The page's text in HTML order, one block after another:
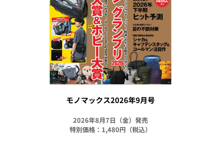
モノマックス2026年9月号
2026年8月7日（金）発売
特別価格：1,480円（税込）